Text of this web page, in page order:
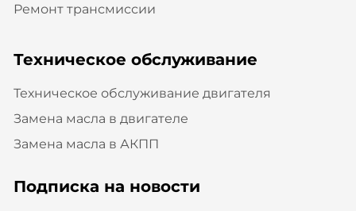
Ремонт трансмиссии
Техническое обслуживание
Техническое обслуживание двигателя
Замена масла в двигателе
Замена масла в АКПП
Подписка на новости